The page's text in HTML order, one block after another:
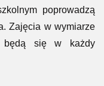
poprowadzą
Zajęcia w wymiarze
będą się w każdy